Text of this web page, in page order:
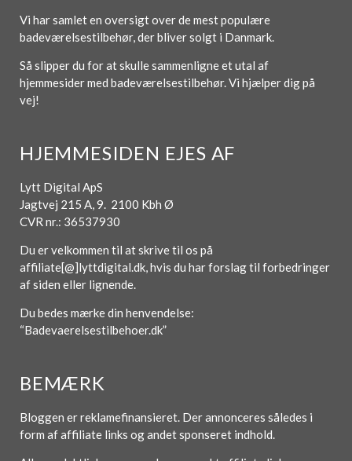
Vi har samlet en oversigt over de mest populære
badeværelsestilbehør, der bliver solgt i Danmark.
Så slipper du for at skulle sammenligne et utal af
hjemmesider med badeværelsestilbehør. Vi hjælper dig på
vej!
HJEMMESIDEN EJES AF
Lytt Digital ApS
Jagtvej 215 A, 9. 2100 Kbh Ø
CVR nr.: 36537930
Du er velkommen til at skrive til os på
affiliate[@]lyttdigital.dk, hvis du har forslag til forbedringer
af siden eller lignende.
Du bedes mærke din henvendelse:
“Badevaerelsestilbehoer.dk”
BEMÆRK
Bloggen er reklamefinansieret. Der annonceres således i
form af affiliate links og andet sponseret indhold.